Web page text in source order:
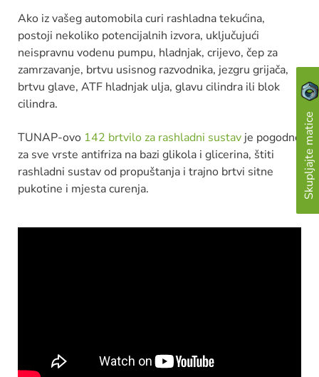
Ako iz vašeg automobila curi rashladna tekućina,
postoji nekoliko potencijalnih izvora, uključujući
neispravnu vodenu pumpu, hladnjak, crijevo, čep za
zamrzavanje, brtvu usisnog razvodnika, jezgru grijača,
brtvu glave, ATF hladnjak ulja, glavu cilindra ili blok
cilindra.
TUNAP-ovo 142 brtvilo za rashladni sustav je pogodno
za sve vrste antifriza na bazi glikola i glicerina, štiti
rashladni sustav od propuštanja i trajno brtvi sitne
pukotine i mjesta curenja.
Skupljajte matice